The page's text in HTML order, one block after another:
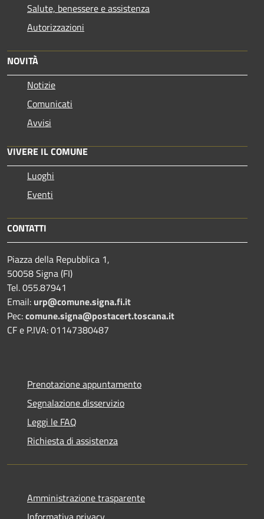
Salute, benessere e assistenza
Autorizzazioni
NOVITÀ
Notizie
Comunicati
Avvisi
VIVERE IL COMUNE
Luoghi
Eventi
CONTATTI
Piazza della Repubblica 1,
50058 Signa (FI)
Tel. 055.87941
Email: urp@comune.signa.fi.it
Pec:comune.signa@postacert.toscana.it
CF e P.IVA: 01147380487
Prenotazione appuntamento
Segnalazione disservizio
Leggi le FAQ
Richiesta di assistenza
Amministrazione trasparente